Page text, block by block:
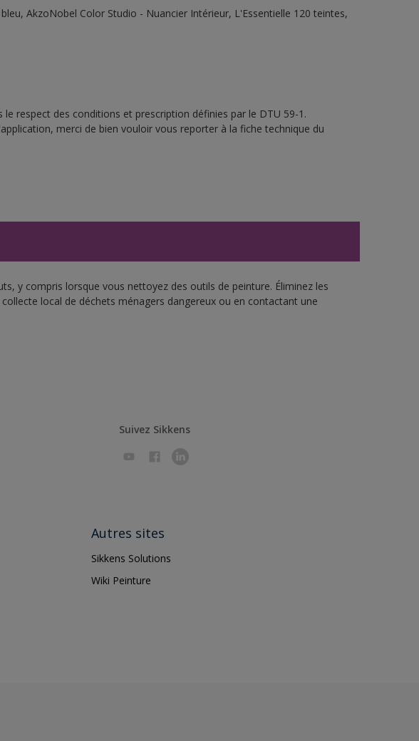
AkzoNobel Color Studio - Nuancier Intérieur, L'Essentielle 120 teintes,
respect des conditions et prescription définies par le DTU 59-1.
merci de bien vouloir vous reporter à la fiche technique du
y compris lorsque vous nettoyez des outils de peinture. Éliminez les
local de déchets ménagers dangereux ou en contactant une
Suivez Sikkens
Autres sites
Sikkens Solutions
Wiki Peinture